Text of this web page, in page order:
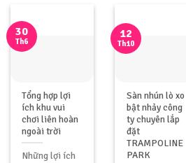
Tổng hợp lợi
ích khu vui
chơi liên hoàn
ngoài trời
Những lợi ích
30
Th6
Sàn nhún lò xo
bật nhảy công
ty chuyên lắp
đặt
TRAMPOLINE
PARK
12
Th10